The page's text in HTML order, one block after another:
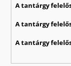
A tantárgy
A tantárgy
A tantárgy